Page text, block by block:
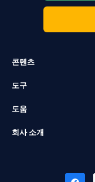
콘텐츠
도구
도움
회사 소개